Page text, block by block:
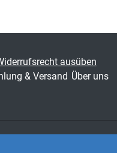
8868
ausüben
& Versand Über uns